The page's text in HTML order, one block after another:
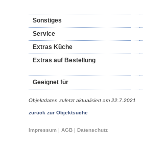
Sonstiges
Service
Extras Küche
Extras auf Bestellung
Geeignet für
Objektdaten zuletzt aktualisiert am 22.7.2021
zurück zur Objektsuche
Impressum | AGB | Datenschutz